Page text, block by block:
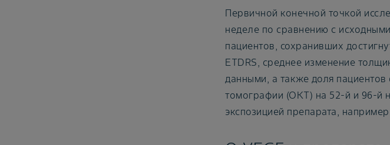
Первичной конечной точкой
неделе по сравнению с
пациентов, сохранивших
ETDRS, среднее изменение
данными, а также доля пациентов
томографии (ОКТ) на 52-й и 96-й
экспозицией препарата,